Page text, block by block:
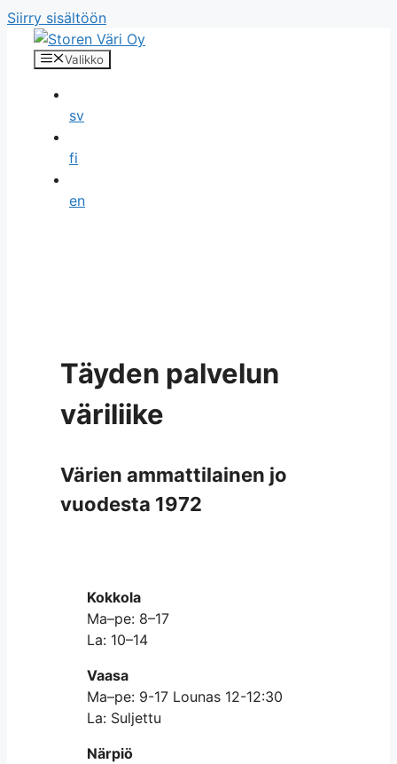
Siirry sisältöön
Valikko
sv
fi
en
Täyden palvelun
väriliike
Värien ammattilainen jo
vuodesta 1972
Kokkola
Ma–pe: 8–17
La: 10–14
Vaasa
Ma–pe: 9-17 Lounas 12-12:30
La: Suljettu
Närpiö